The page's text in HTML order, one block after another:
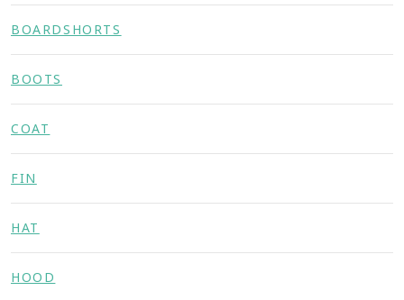
BOARDSHORTS
BOOTS
COAT
FIN
HAT
HOOD